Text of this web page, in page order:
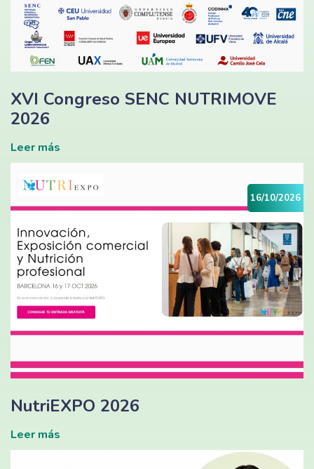
XVI Congreso SENC NUTRIMOVE
2026
Leer más
16/10/2026
NutriEXPO 2026
Leer más